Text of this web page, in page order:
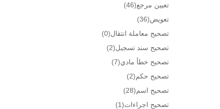
تعيين مرجع(46)
تعويض(36)
تصحيح معاملة انتقال(0)
تصحيح سند تسجيل(2)
تصحيح خطأ مادي(7)
تصحيح حكم(2)
تصحيح اسم(28)
تصحيح اجراءات(1)